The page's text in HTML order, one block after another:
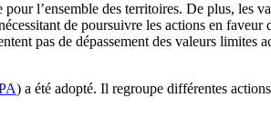
l’ensemble des territoires. De plus, les
de poursuivre les actions en faveur
pas de dépassement des valeurs
) a été adopté. Il regroupe différentes